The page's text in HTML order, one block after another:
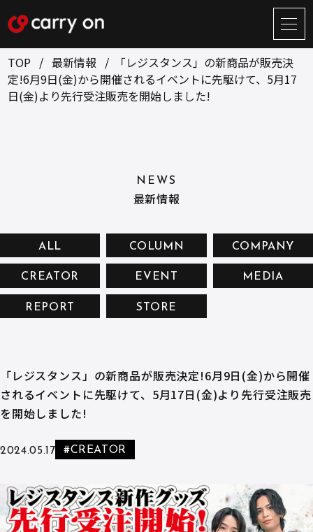
サ
イ
ト
メ
ニ
BUSINESS CREATOR
お問い合せ
プライバシーポリシー
TOP 最新情報
「レジスタンス」の新商品が販売決
定!6月9日(金)から開催されるイベントに先駆けて、5月17
日(金)より先行受注販売を開始しました!
NEWS
最新情報
ALL COLUMN COMPANY
CREATOR EVENT MEDIA
REPORT STORE
「レジスタンス」の新商品が販売決定!6月9日(金)から開催
されるイベントに先駆けて、5月17日(金)より先行受注販売
を開始しました!
2024.05.17 #CREATOR